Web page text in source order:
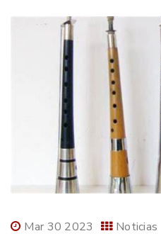
Mar 30 2023 Noticias